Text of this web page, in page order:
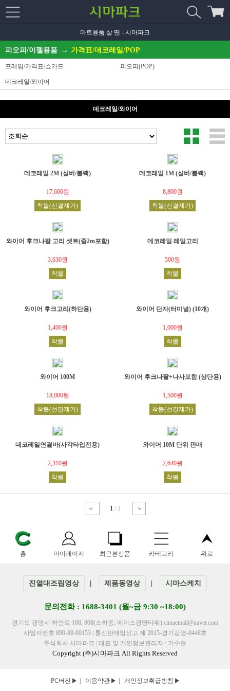
마트용품 살 땐 - 시마파크
피오피/이젤용품 → 가격표/데코레일/POP
프레임/가격표/쇼카드 피오피(POP)
데코레일/와이어
데코레일/와이어
데코레일 2M (실버/블랙)
17,600원
착불(선결제가)
데코레일 1M (실버/블랙)
8,800원
착불(선결제가)
와이어 후크나팔 고리 셋트(줄2m포함)
3,630원
착불
데코레일 레일고리
500원
착불
와이어 후크고리(하단용)
1,400원
착불
와이어 단자(터미널) (10개)
1,000원
착불
와이어 100M
18,000원
착불(선결제가)
와이어 후크나팔+나사포함 (상단용)
1,500원
착불(선결제가)
데코레일연결바(사각타입전용)
2,310원
착불
와이어 10M 단위 판매
2,640원
착불
＜ 1 / 1 ＞
홈 마이페이지 최근본상품 카테고리 위로
진열대조립영상 제품동영상 시마스케치
문의전화 : 1688-3401 (월~금 9:30 ~18:00)
경기도 광명시 하안로 108, 808(소하동, 에이스광명타워) cimaemail@naver.com
사업자번호 890-88-00153 | 통신판매업신고 제 2015-경기광명-0448호
주식회사 시마파크 | 대표 및 개인정보관리자 : 가수현
Copyright (주)시마파크 All Rights Reserved
PC버전 이용약관 개인정보취급방침